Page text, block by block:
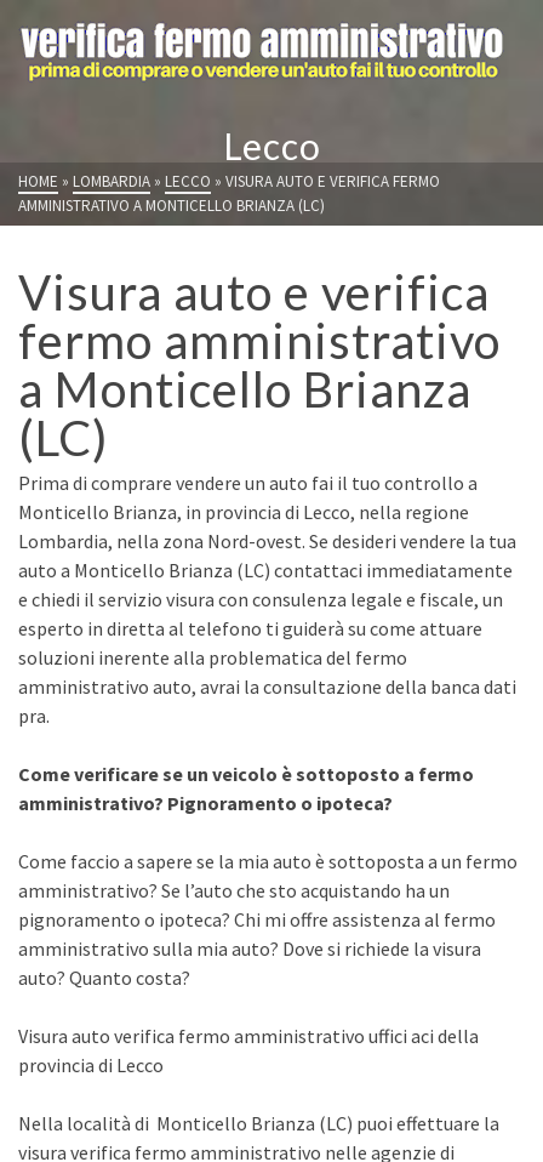
Lecco
HOME » LOMBARDIA » LECCO » VISURA AUTO E VERIFICA FERMO
AMMINISTRATIVO A MONTICELLO BRIANZA (LC)
Visura auto e verifica
fermo amministrativo
a Monticello Brianza
(LC)
Prima di comprare vendere un auto fai il tuo controllo a
Monticello Brianza, in provincia di Lecco, nella regione
Lombardia, nella zona Nord-ovest. Se desideri vendere la tua
auto a Monticello Brianza (LC) contattaci immediatamente
e chiedi il servizio visura con consulenza legale e fiscale, un
esperto in diretta al telefono ti guiderà su come attuare
soluzioni inerente alla problematica del fermo
amministrativo auto, avrai la consultazione della banca dati
pra.
Come verificare se un veicolo è sottoposto a fermo
amministrativo? Pignoramento o ipoteca?
Come faccio a sapere se la mia auto è sottoposta a un fermo
amministrativo? Se l’auto che sto acquistando ha un
pignoramento o ipoteca? Chi mi offre assistenza al fermo
amministrativo sulla mia auto? Dove si richiede la visura
auto? Quanto costa?
Visura auto verifica fermo amministrativo uffici aci della
provincia di Lecco
Nella località di Monticello Brianza (LC) puoi effettuare la
visura verifica fermo amministrativo nelle agenzie di